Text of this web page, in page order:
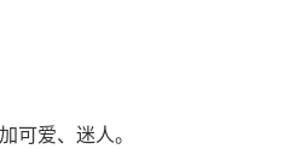
可爱、迷人。